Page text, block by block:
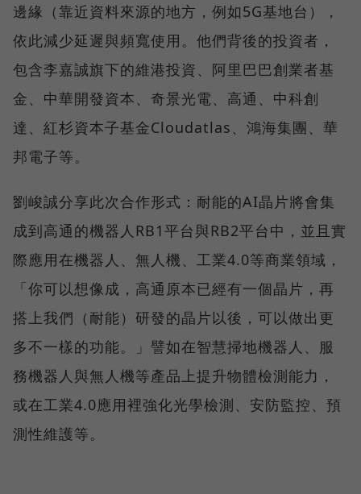
邊緣（靠近資料來源的地方，例如5G基地台），
依此減少延遲與頻寬使用。他們背後的投資者，
包含李嘉誠旗下的維港投資、阿里巴巴創業者基
金、中華開發資本、奇景光電、高通、中科創
達、紅杉資本子基金Cloudatlas、鴻海集團、華
邦電子等。
劉峻誠分享此次合作形式：耐能的AI晶片將會集
成到高通的機器人RB1平台與RB2平台中，並且實
際應用在機器人、無人機、工業4.0等商業領域，
「你可以想像成，高通原本已經有一個晶片，再
搭上我們（耐能）研發的晶片以後，可以做出更
多不一樣的功能。」譬如在智慧掃地機器人、服
務機器人與無人機等產品上提升物體檢測能力，
或在工業4.0應用裡強化光學檢測、安防監控、預
測性維護等。